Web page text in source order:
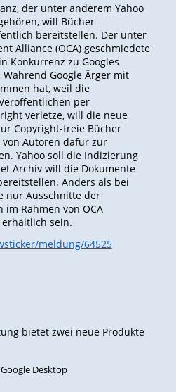
der unter anderem Yahoo
will Bücher
bereitstellen. Der unter
Alliance (OCA) geschmiedete
Konkurrenz zu Googles
Google Ärger mit
hat, weil die
per
verletze, will die neue
Copyright-freie Bücher
Autoren dafür zur
Yahoo soll die Indizierung
Archiv will die Dokumente
Anders als bei
nur Ausschnitte der
Rahmen von OCA
sein.
meldung/64525
bietet zwei neue Produkte
Desktop